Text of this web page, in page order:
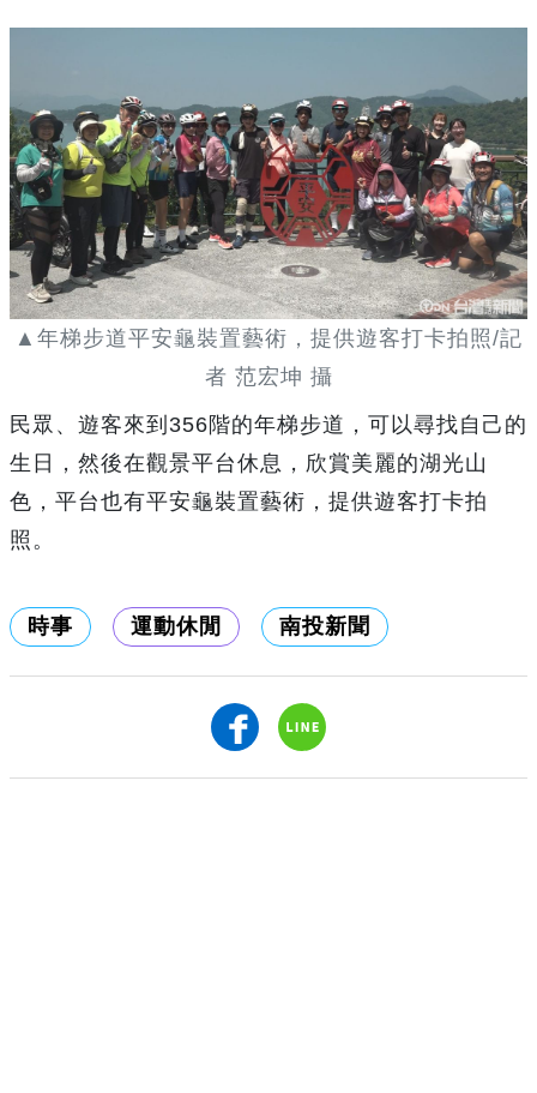
▲年梯步道平安龜裝置藝術，提供遊客打卡拍照/記
者 范宏坤 攝
民眾、遊客來到356階的年梯步道，可以尋找自己的
生日，然後在觀景平台休息，欣賞美麗的湖光山
色，平台也有平安龜裝置藝術，提供遊客打卡拍
照。
時事 運動休閒 南投新聞